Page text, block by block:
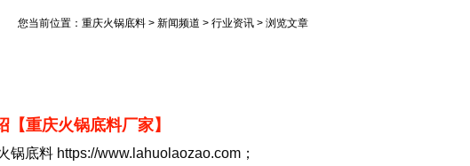
您当前位置： 重庆火锅底料 > 新闻频道 > 行业资讯 > 浏览文章
重庆火锅底料厂家】
锅底料 https://www.lahuolaozao.com；